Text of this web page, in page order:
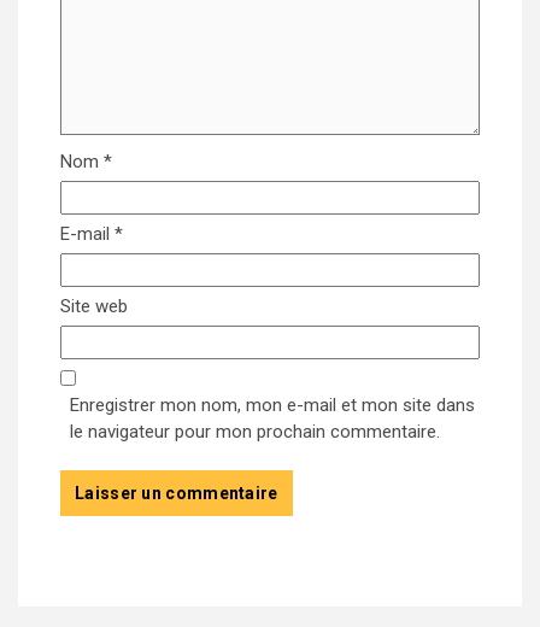
Nom *
E-mail *
Site web
Enregistrer mon nom, mon e-mail et mon site dans
le navigateur pour mon prochain commentaire.